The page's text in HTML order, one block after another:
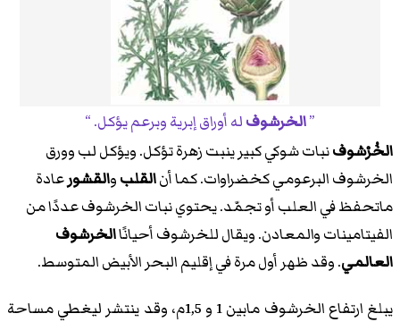
الخرشوفله أوراق إبرية وبرعم يؤكل.
الخُرْشوفنبات شوكي كبير ينبت زهرة تؤكل. ويؤكل لب وورق
الخرشوف البرعومي كخضراوات. كما أنالقلبوالقشورعادة
ماتحفظ في العلب أو تجمّد. يحتوي نبات الخرشوف عددًا من
الفيتامينات والمعادن. ويقال للخرشوف أحيانًاالخرشوف
العالمي. وقد ظهر أول مرة في إقليم البحر الأبيض المتوسط.
يبلغ ارتفاع الخرشوف مابين 1 و 1,5م، وقد ينتشر ليغطي مساحة